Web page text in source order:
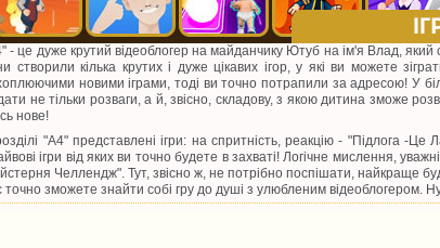
- це дуже крутий відеоблогер на майданчику Ютуб на ім'я Влад,
створили кілька крутих і дуже цікавих ігор, у які ви можете
новими іграми, тоді ви точно потрапили за адресою! У
не тільки розваги, а й, звісно, складову, з якою дитина зможе
нове!
"А4" представлені ігри: на спритність, реакцію - "Підлога -
ігри від яких ви точно будете в захваті! Логічне мислення,
Челлендж". Тут, звісно ж, не потрібно поспішати, найкраще
точно зможете знайти собі гру до душі з улюбленим відеоблогером.